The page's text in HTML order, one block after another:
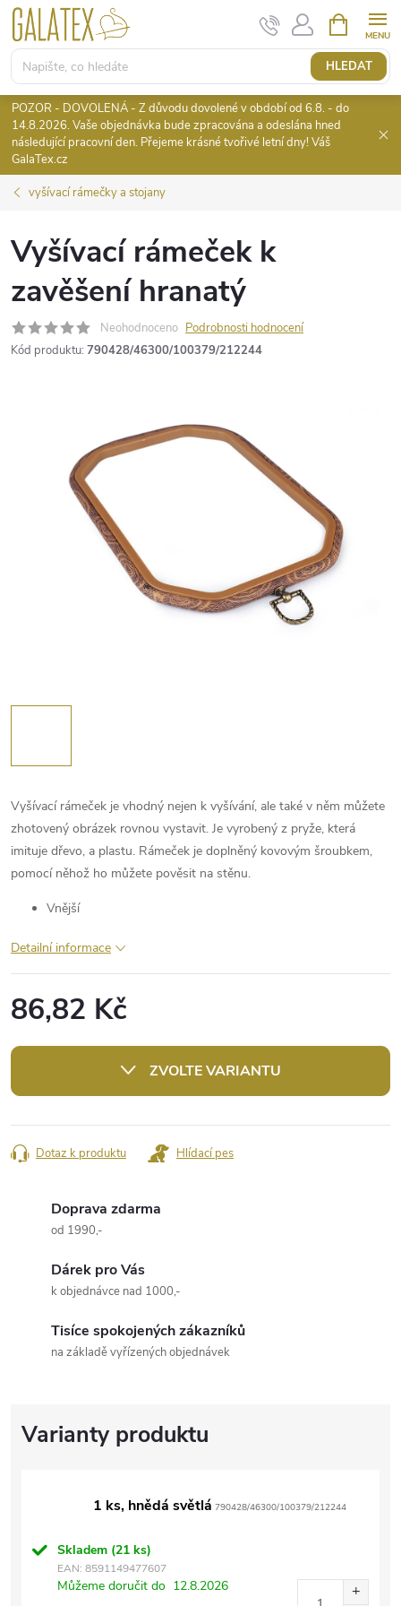
Přejít
obsah
HLEDAT
NÁKUPNÍ
KOŠÍK
POZOR - DOVOLENÁ - Z důvodu dovolené v období od 6.8. - do
14.8.2026. Vaše objednávka bude zpracována a odeslána hned
následující pracovní den. Přejeme krásné tvořivé letní dny! Váš
GalaTex.cz
vyšívací rámečky a stojany
Vyšívací rámeček k
zavěšení hranatý
Neohodnoceno Podrobnosti hodnocení
Kód produktu: 790428/46300/100379/212244
Vyšívací rámeček je vhodný nejen k vyšívání, ale také v něm můžete
zhotovený obrázek rovnou vystavit. Je vyrobený z pryže, která
imituje dřevo, a plastu. Rámeček je doplněný kovovým šroubkem,
pomocí něhož ho můžete pověsit na stěnu.
Vnější
Detailní informace
86,82 Kč
cena:
ZVOLTE VARIANTU
Dotaz k produktu Hlídací pes
Doprava zdarma
od 1990,-
Dárek pro Vás
k objednávce nad 1000,-
Tisíce spokojených zákazníků
na základě vyřízených objednávek
1 ks, hnědá světlá 790428/46300/100379/212244
Skladem (21 ks)
EAN: 8591149477607
Můžeme doručit do 12.8.2026